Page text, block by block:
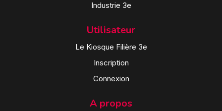
Industrie 3e
Utilisateur
Le Kiosque Filière 3e
Inscription
Connexion
A propos